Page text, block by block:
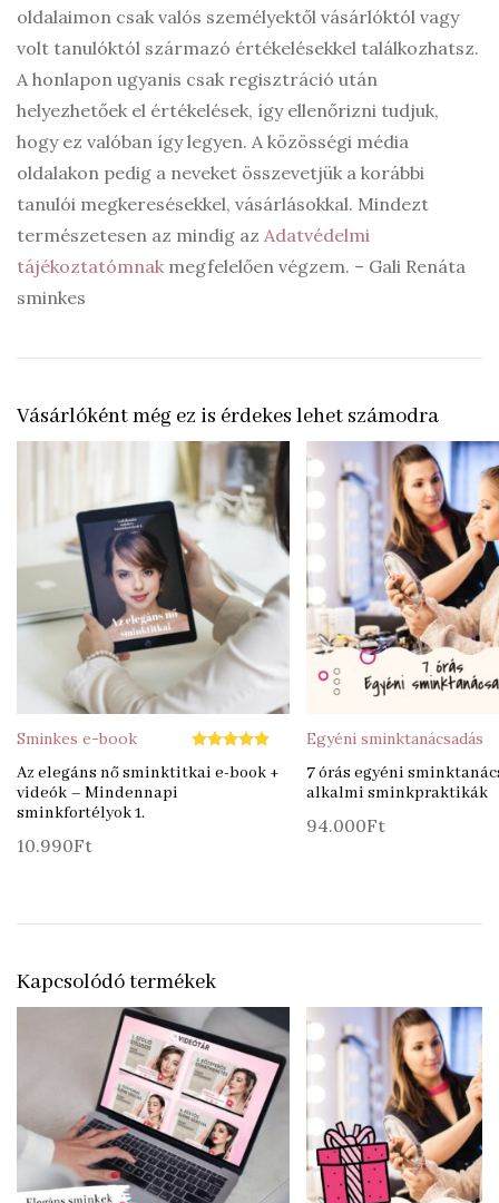
oldalaimon csak valós személyektől vásárlóktól vagy
volt tanulóktól származó értékelésekkel találkozhatsz.
A honlapon ugyanis csak regisztráció után
helyezhetőek el értékelések, így ellenőrizni tudjuk,
hogy ez valóban így legyen. A közösségi média
oldalakon pedig a neveket összevetjük a korábbi
tanulói megkeresésekkel, vásárlásokkal. Mindezt
természetesen az mindig az Adatvédelmi
tájékoztatómnak megfelelően végzem. – Gali Renáta
sminkes
Vásárlóként még ez is érdekes lehet számodra
Sminkes e-book
/ 5
Az elegáns nő sminktitkai e-book +
videók – Mindennapi
sminkfortélyok 1.
10.990Ft
Egyéni sminktanácsadás
7 órás egyéni
alkalmi sminkpraktikák
94.000Ft
Kapcsolódó termékek